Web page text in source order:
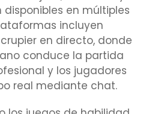
en múltiples
incluyen
en directo, donde
conduce la partida
y los jugadores
real mediante chat.